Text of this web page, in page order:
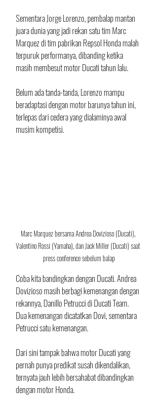
Sementara Jorge Lorenzo, pembalap mantan
juara dunia yang jadi rekan satu tim Marc
Marquez di tim pabrikan Repsol Honda malah
terpuruk performanya, dibanding ketika
masih membesut motor Ducati tahun lalu.
Belum ada tanda-tanda, Lorenzo mampu
beradaptasi dengan motor barunya tahun ini,
terlepas dari cedera yang dialaminya awal
musim kompetisi.
Marc Marquez bersama Andrea Dovizioso (Ducati),
Valentino Rossi (Yamaha), dan Jack Miller (Ducati) saat
press conference sebelum balap
Coba kita bandingkan dengan Ducati. Andrea
Dovizioso masih berbagi kemenangan dengan
rekannya, Danillo Petrucci di Ducati Team.
Dua kemenangan dicatatkan Dovi, sementara
Petrucci satu kemenangan.
Dari sini tampak bahwa motor Ducati yang
pernah punya predikat susah dikendalikan,
ternyata jauh lebih bersahabat dibandingkan
dengan motor Honda.